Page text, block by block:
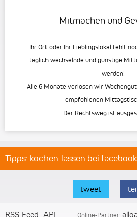
Mitmachen und
Ihr Ort oder Ihr Lieblingslokal fehlt
täglich wechselnde und günstige
werden!
Alle 6 Monate verlosen wir
empfohlenen
Der Rechtsweg ist
Tipps: kochen-lassen bei facebook
tweet
RSS-Feed | API Online-Partner: